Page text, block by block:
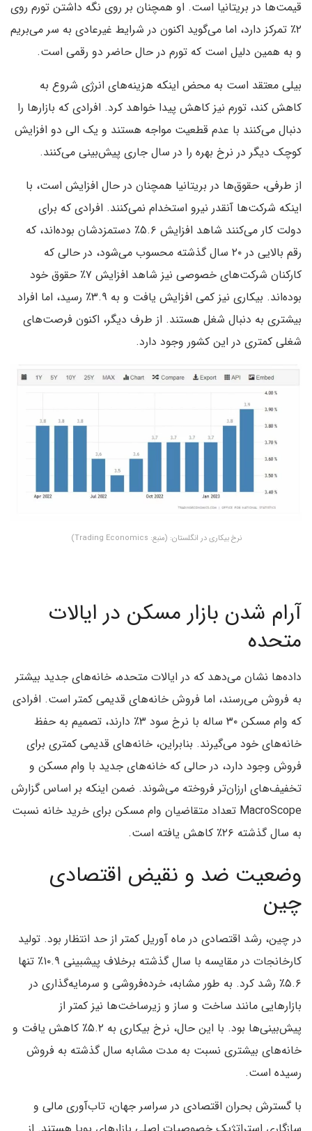
قیمت‌ها در بریتانیا است. او همچنان بر روی نگه داشتن تورم روی
۲٪ تمرکز دارد، اما می‌گوید اکنون در شرایط غیرعادی به سر می‌بریم
و به همین دلیل است که تورم در حال حاضر دو رقمی است.
بیلی معتقد است به محض اینکه هزینه‌های انرژی شروع به
کاهش کند، تورم نیز کاهش پیدا خواهد کرد. افرادی که بازارها را
دنبال می‌کنند با عدم قطعیت مواجه هستند و یک الی دو افزایش
کوچک دیگر در نرخ بهره را در سال جاری پیش‌بینی می‌کنند.
از طرفی، حقوق‌ها در بریتانیا همچنان در حال افزایش است، با
اینکه شرکت‌ها آنقدر نیرو استخدام نمی‌کنند. افرادی که برای
دولت کار می‌کنند شاهد افزایش ۵.۶٪ دستمزدشان بوده‌اند، که
رقم بالایی در ۲۰ سال گذشته محسوب می‌شود، در حالی که
کارکنان شرکت‌های خصوصی نیز شاهد افزایش ۷٪ حقوق خود
بوده‌اند. بیکاری نیز کمی افزایش یافت و به ۳.۹٪ رسید، اما افراد
بیشتری به دنبال شغل هستند. از طرف دیگر، اکنون فرصت‌های
شغلی کمتری در این کشور وجود دارد.
نرخ بیکاری در انگلستان: (منبع: Trading Economics)
آرام شدن بازار مسکن در ایالات
متحده
داده‌ها نشان می‌دهد که در ایالات متحده، خانه‌های جدید بیشتر
به فروش می‌رسند، اما فروش خانه‌های قدیمی کمتر است. افرادی
که وام مسکن ۳۰ ساله با نرخ سود ۳٪ دارند، تصمیم به حفظ
خانه‌های خود می‌گیرند. بنابراین، خانه‌های قدیمی کمتری برای
فروش وجود دارد، در حالی که خانه‌های جدید با وام مسکن و
تخفیف‌های ارزان‌تر فروخته می‌شوند. ضمن اینکه بر اساس گزارش
MacroScope تعداد متقاضیان وام مسکن برای خرید خانه نسبت
به سال گذشته ۲۶٪ کاهش یافته است.
وضعیت ضد و نقیض اقتصادی
چین
در چین، رشد اقتصادی در ماه آوریل کمتر از حد انتظار بود. تولید
کارخانجات در مقایسه با سال گذشته برخلاف پیشبینی ۱۰.۹٪ تنها
۵.۶٪ رشد کرد. به طور مشابه، خرده‌فروشی و سرمایه‌گذاری در
بازارهایی مانند ساخت و ساز و زیرساخت‌ها نیز کمتر از
پیش‌بینی‌ها بود. با این حال، نرخ بیکاری به ۵.۲٪ کاهش یافت و
خانه‌های بیشتری نسبت به مدت مشابه سال گذشته به فروش
رسیده است.
با گسترش بحران اقتصادی در سراسر جهان، تاب‌آوری مالی و